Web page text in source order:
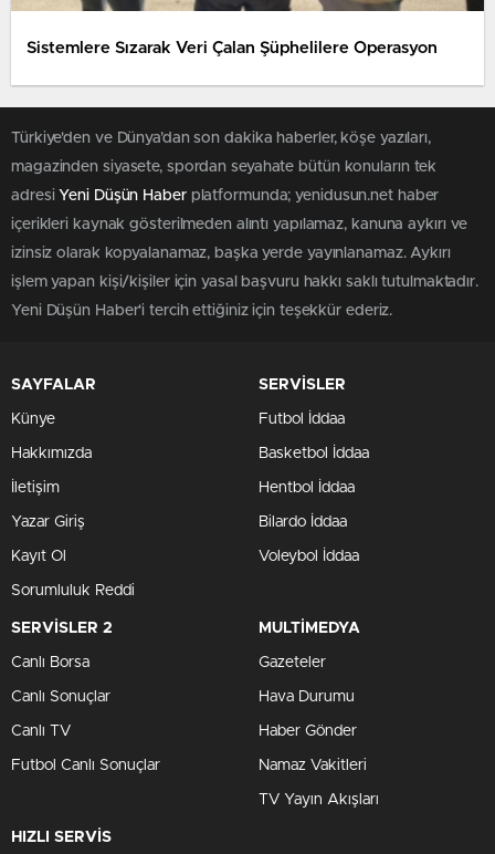
Sistemlere Sızarak Veri Çalan Şüphelilere Operasyon
Türkiye'den ve Dünya’dan son dakika haberler, köşe yazıları,
magazinden siyasete, spordan seyahate bütün konuların tek
adresi Yeni Düşün Haberplatformunda; yenidusun.net haber
içerikleri kaynak gösterilmeden alıntı yapılamaz, kanuna aykırı ve
izinsiz olarak kopyalanamaz, başka yerde yayınlanamaz. Aykırı
işlem yapan kişi/kişiler için yasal başvuru hakkı saklı tutulmaktadır.
Yeni Düşün Haber'i tercih ettiğiniz için teşekkür ederiz.
SAYFALAR
Künye
Hakkımızda
İletişim
Yazar Giriş
Kayıt Ol
Sorumluluk Reddi
SERVİSLER
Futbol İddaa
Basketbol İddaa
Hentbol İddaa
Bilardo İddaa
Voleybol İddaa
SERVİSLER 2
Canlı Borsa
Canlı Sonuçlar
Canlı TV
Futbol Canlı Sonuçlar
MULTİMEDYA
Gazeteler
Hava Durumu
Haber Gönder
Namaz Vakitleri
TV Yayın Akışları
HIZLI SERVİS